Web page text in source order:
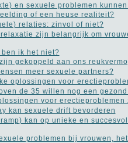
en sexuele problemen
of een heuse realiteit?
relaties: zinvol of niet?
zijn belangrijk om
ik het niet?
gekoppeld aan ons
meer sexuele partners?
oplossingen voor
de 35 willen nog een
voor erectieproblemen
kan sexuele drift bevorderen
kan op unieke en
problemen bij vrouwen,